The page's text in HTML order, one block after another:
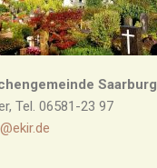
Saarburg
Tel. 06581-23 97